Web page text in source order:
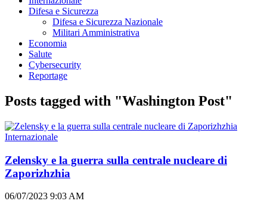
Difesa e Sicurezza
Difesa e Sicurezza Nazionale
Militari Amministrativa
Economia
Salute
Cybersecurity
Reportage
Posts tagged with "Washington Post"
Internazionale
Zelensky e la guerra sulla centrale nucleare di
Zaporizhzhia
06/07/2023 9:03 AM